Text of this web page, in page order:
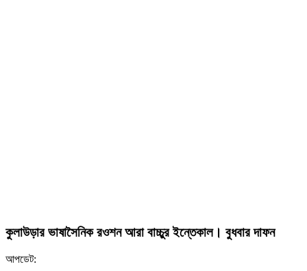
কুলাউড়ার ভাষাসৈনিক রওশন আরা বাচ্চুর ইন্তেকাল। বুধবার দাফন
আপডেট: